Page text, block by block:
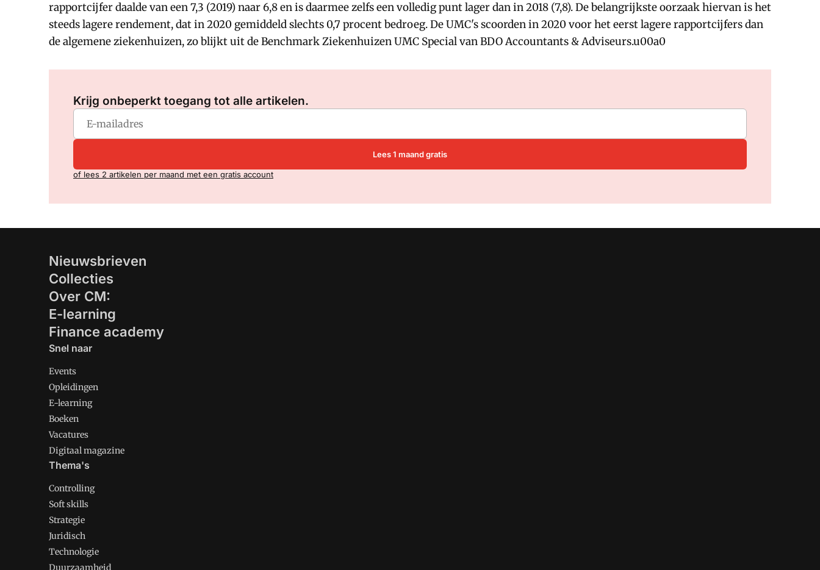
rapportcijfer daalde van een 7,3 (2019) naar 6,8 en is daarmee zelfs een volledig punt lager dan in 2018 (7,8). De belangrijkste oorzaak hiervan is het
steeds lagere rendement, dat in 2020 gemiddeld slechts 0,7 procent bedroeg. De UMC's scoorden in 2020 voor het eerst lagere rapportcijfers dan
de algemene ziekenhuizen, zo blijkt uit de Benchmark Ziekenhuizen UMC Special van BDO Accountants & Adviseurs.u00a0
Krijg onbeperkt toegang tot alle artikelen.
Lees 1 maand gratis
of lees 2 artikelen per maand met een gratis account
Nieuwsbrieven
Collecties
Over CM:
E-learning
Finance academy
Snel naar
Events
Opleidingen
E-learning
Boeken
Vacatures
Digitaal magazine
Thema's
Controlling
Soft skills
Strategie
Juridisch
Technologie
Duurzaamheid